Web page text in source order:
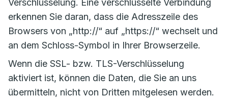
Verschlüsselung. Eine verschlüsselte Verbindung
erkennen Sie daran, dass die Adresszeile des
Browsers von „http://“ auf „https://“ wechselt und
an dem Schloss-Symbol in Ihrer Browserzeile.
Wenn die SSL- bzw. TLS-Verschlüsselung
aktiviert ist, können die Daten, die Sie an uns
übermitteln, nicht von Dritten mitgelesen werden.